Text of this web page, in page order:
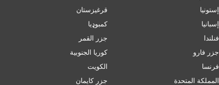
إستونيا
إسبانيا
فنلندا
جزر فارو
فرنسا
المملكة المتحدة
قرغيزستان
کمبوډیا
جزر القمر
كوريا الجنوبية
الكويت
جزر كايمان